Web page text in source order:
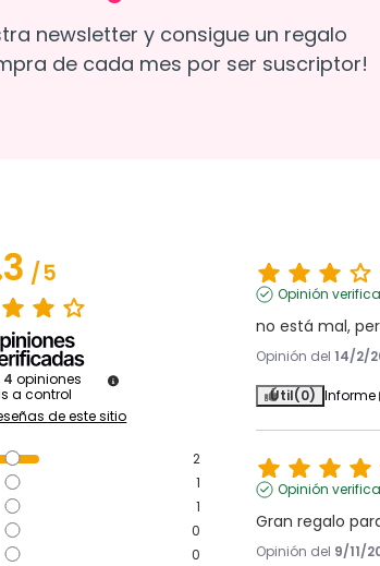
newsletter y consigue un regalo
de cada mes por ser suscriptor!
/5
4 opiniones
a control
de este sitio
2
1
1
0
0
Opinión
no está mal,
Opinión del 14/2/
Útil(0) Informe
Opinión
Gran regalo
Opinión del 9/11/